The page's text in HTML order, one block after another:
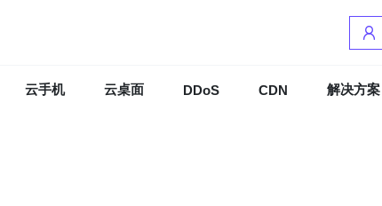
云手机 云桌面 DDoS CDN 解决方案